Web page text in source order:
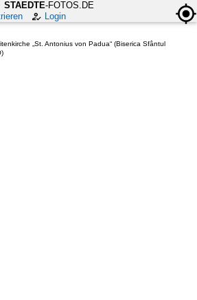
STAEDTE-FOTOS.DE
Login
„St. Antonius von Padua“ (Biserica Sfântul